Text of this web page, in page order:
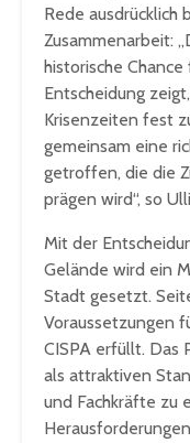
Rede ausdrücklich
Zusammenarbeit:
historische
Entscheidung
Krisenzeiten fest
gemeinsam eine
getroffen, die die
prägen wird“, so
Mit der
Gelände wird ein
Stadt gesetzt.
Voraussetzungen
CISPA erfüllt. Das
als attraktiven
und Fachkräfte zu